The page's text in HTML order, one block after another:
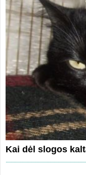
Kai dėl slogos